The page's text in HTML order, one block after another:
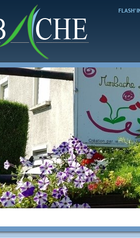
FLASH'